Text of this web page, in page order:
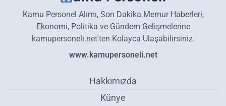
Kamu Personel Alımı, Son Dakika Memur Haberleri,
Ekonomi, Politika ve Gündem Gelişmelerine
kamupersoneli.net'ten Kolayca Ulaşabilirsiniz.
www.kamupersoneli.net
Hakkımızda
Künye